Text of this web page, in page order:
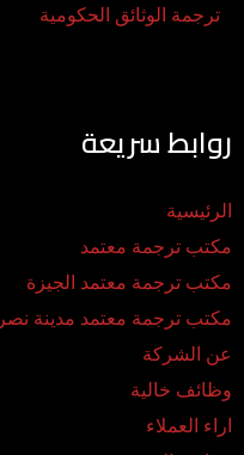
ترجمة الوثائق الحكومية
روابط سريعة
الرئيسية
مكتب ترجمة معتمد
مكتب ترجمة معتمد الجيزة
مكتب ترجمة معتمد مدينة نصر
عن الشركة
وظائف خالية
اراء العملاء